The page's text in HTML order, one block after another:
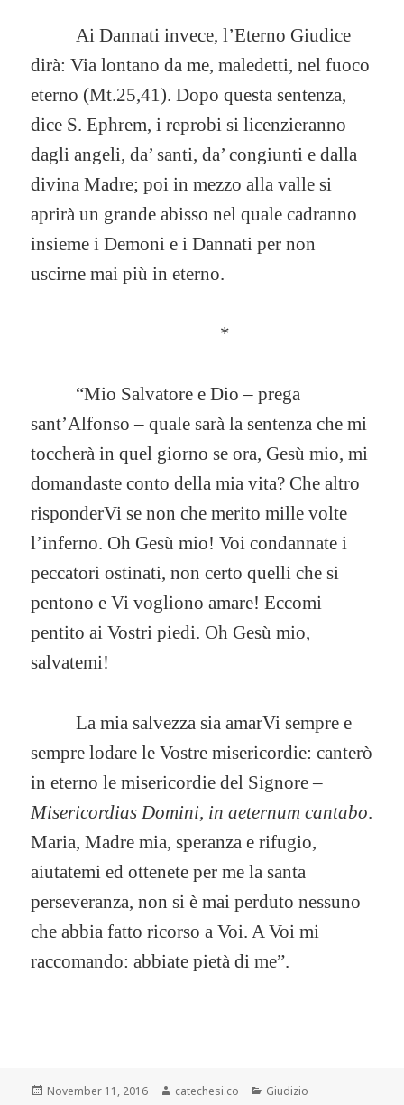
Ai Dannati invece, l’Eterno Giudice
dirà: Via lontano da me, maledetti, nel fuoco
eterno (Mt.25,41). Dopo questa sentenza,
dice S. Ephrem, i reprobi si licenzieranno
dagli angeli, da’ santi, da’ congiunti e dalla
divina Madre; poi in mezzo alla valle si
aprirà un grande abisso nel quale cadranno
insieme i Demoni e i Dannati per non
uscirne mai più in eterno.
*
“Mio Salvatore e Dio – prega
sant’Alfonso – quale sarà la sentenza che mi
toccherà in quel giorno se ora, Gesù mio, mi
domandaste conto della mia vita? Che altro
risponderVi se non che merito mille volte
l’inferno. Oh Gesù mio! Voi condannate i
peccatori ostinati, non certo quelli che si
pentono e Vi vogliono amare! Eccomi
pentito ai Vostri piedi. Oh Gesù mio,
salvatemi!
La mia salvezza sia amarVi sempre e
sempre lodare le Vostre misericordie: canterò
in eterno le misericordie del Signore –
Misericordias Domini, in aeternum cantabo.
Maria, Madre mia, speranza e rifugio,
aiutatemi ed ottenete per me la santa
perseveranza, non si è mai perduto nessuno
che abbia fatto ricorso a Voi. A Voi mi
raccomando: abbiate pietà di me”.
Posted
November 11, 2016 Author
catechesi.co Categories
Giudizio